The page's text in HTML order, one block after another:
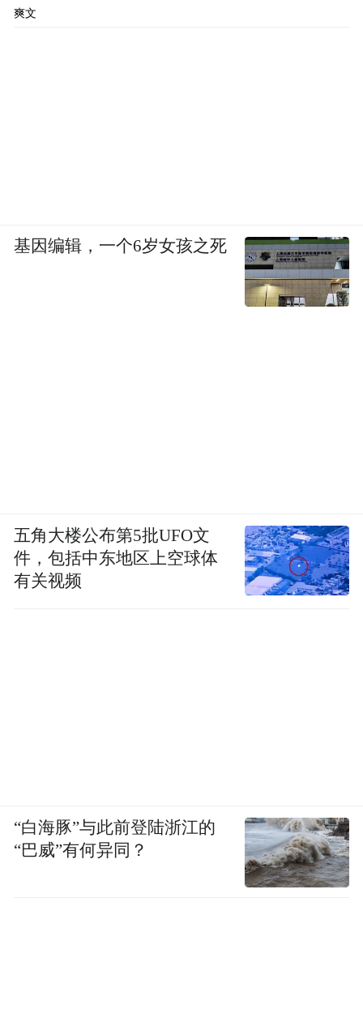
爽文
基因编辑，一个6岁女孩之死
五角大楼公布第5批UFO文
件，包括中东地区上空球体
有关视频
“白海豚”与此前登陆浙江的
“巴威”有何异同？